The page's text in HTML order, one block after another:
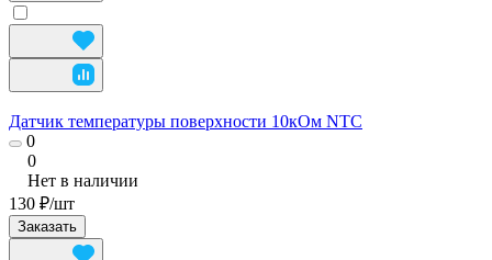
Датчик температуры поверхности 10кОм NTC
0
0
Нет в наличии
130 ₽/шт
Заказать